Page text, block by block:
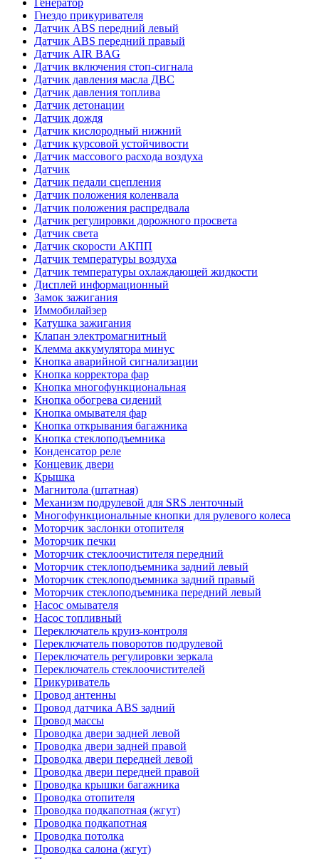
Гнездо прикуривателя
Датчик ABS передний левый
Датчик ABS передний правый
Датчик AIR BAG
Датчик включения стоп-сигнала
Датчик давления масла ДВС
Датчик давления топлива
Датчик детонации
Датчик дождя
Датчик кислородный нижний
Датчик курсовой устойчивости
Датчик массового расхода воздуха
Датчик
Датчик педали сцепления
Датчик положения коленвала
Датчик положения распредвала
Датчик регулировки дорожного просвета
Датчик света
Датчик скорости АКПП
Датчик температуры воздуха
Датчик температуры охлаждающей жидкости
Дисплей информационный
Замок зажигания
Иммобилайзер
Катушка зажигания
Клапан электромагнитный
Клемма аккумулятора минус
Кнопка аварийной сигнализации
Кнопка корректора фар
Кнопка многофункциональная
Кнопка обогрева сидений
Кнопка омывателя фар
Кнопка открывания багажника
Кнопка стеклоподъемника
Конденсатор реле
Концевик двери
Крышка
Магнитола (штатная)
Механизм подрулевой для SRS ленточный
Многофункциональные кнопки для рулевого колеса
Моторчик заслонки отопителя
Моторчик печки
Моторчик стеклоочистителя передний
Моторчик стеклоподъемника задний левый
Моторчик стеклоподъемника задний правый
Моторчик стеклоподъемника передний левый
Насос омывателя
Насос топливный
Переключатель круиз-контроля
Переключатель поворотов подрулевой
Переключатель регулировки зеркала
Переключатель стеклоочистителей
Прикуриватель
Провод антенны
Провод датчика ABS задний
Провод массы
Проводка двери задней левой
Проводка двери задней правой
Проводка двери передней левой
Проводка двери передней правой
Проводка крышки багажника
Проводка отопителя
Проводка подкапотная (жгут)
Проводка подкапотная
Проводка потолка
Проводка салона (жгут)